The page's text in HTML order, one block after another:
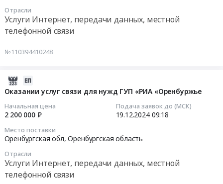
Отрасли
Услуги Интернет, передачи данных, местной
телефонной связи
№110394410248
Оказании услуг связи для нужд ГУП «РИА «Оренбуржье
Начальная цена
2 200 000 ₽
Подача заявок до (МСК)
19.12.2024 09:18
Место поставки
Оренбургская обл,Оренбургская область
Отрасли
Услуги Интернет, передачи данных, местной
телефонной связи